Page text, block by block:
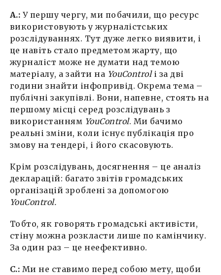
А.: У першу чергу, ми побачили, що ресурс
використовують у журналістських
розслідуваннях. Тут дуже легко виявити, і
це навіть стало предметом жарту, що
журналіст може не думати над темою
матеріалу, а зайти на YouControlі за дві
години знайти інфопривід. Окрема тема –
публічні закупівлі. Вони, напевне, стоять на
першому місці серед розслідувань з
використанням YouControl. Ми бачимо
реальні зміни, коли існує публікація про
змову на тендері, і його скасовують.
Крім розслідувань, досягнення – це аналіз
декларацій: багато звітів громадських
організацій зроблені за допомогою
YouControl.
Тобто, як говорять громадські активісти,
стіну можна розкласти лише по камінчику.
За один раз – це неефективно.
С.: Ми не ставимо перед собою мету, щоби